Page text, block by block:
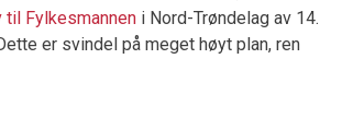
til Fylkesmannen i Nord-Trøndelag av 14.
er svindel på meget høyt plan, ren